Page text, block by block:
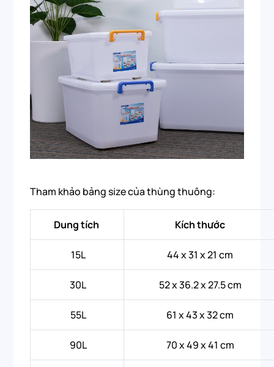
Tham khảo bảng size của thùng thuông:
Dung tích Kích thước
15L 44 x 31 x 21 cm
30L 52 x 36.2 x 27.5 cm
55L 61 x 43 x 32 cm
90L 70 x 49 x 41 cm